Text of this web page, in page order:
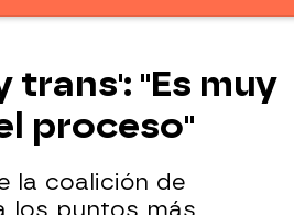
trans': "Es muy
proceso"
la coalición de
los puntos más